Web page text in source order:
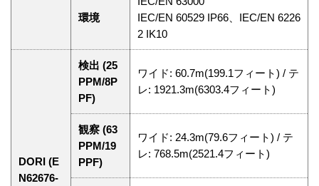
環境
IEC/EN 60529 IP66、IEC/EN 6226
2 IK10
DORI (E
N62676-
検出 (25
PPM/8P
PF)
ワイド: 60.7m(199.1フィート) / テ
レ: 1921.3m(6303.4フィート)
観察 (63
PPM/19
PPF)
ワイド: 24.3m(79.6フィート) / テ
レ: 768.5m(2521.4フィート)